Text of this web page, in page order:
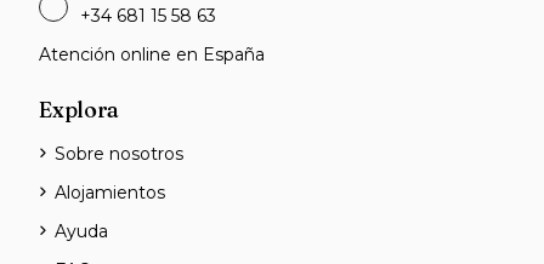
+34 681 15 58 63
Atención online en España
Explora
Sobre nosotros
Alojamientos
Ayuda